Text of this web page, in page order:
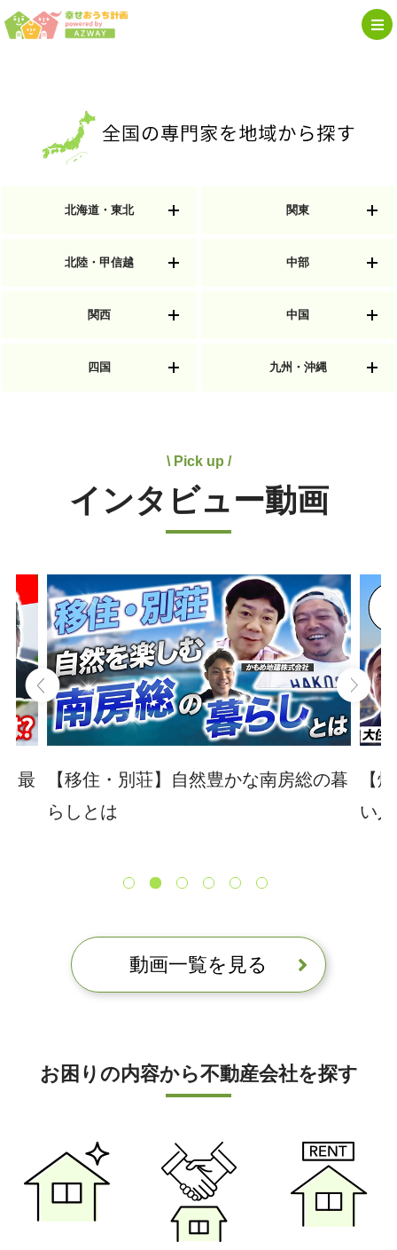
北海道・東北 関東
北陸・甲信越 中部
関西 中国
四国 九州・沖縄
\ Pick up /
インタビュー動画
最
【移住・別荘】自然豊かな南房総の暮
らしとは
【
い
動画一覧を見る
お困りの内容から不動産会社を探す